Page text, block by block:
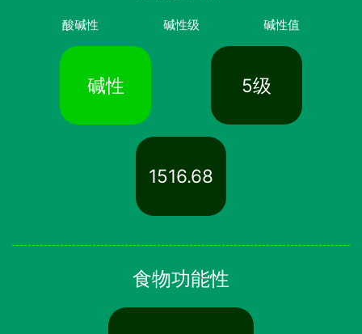
酸碱性 碱性级 碱性值
碱性 5级
1516.68
食物功能性